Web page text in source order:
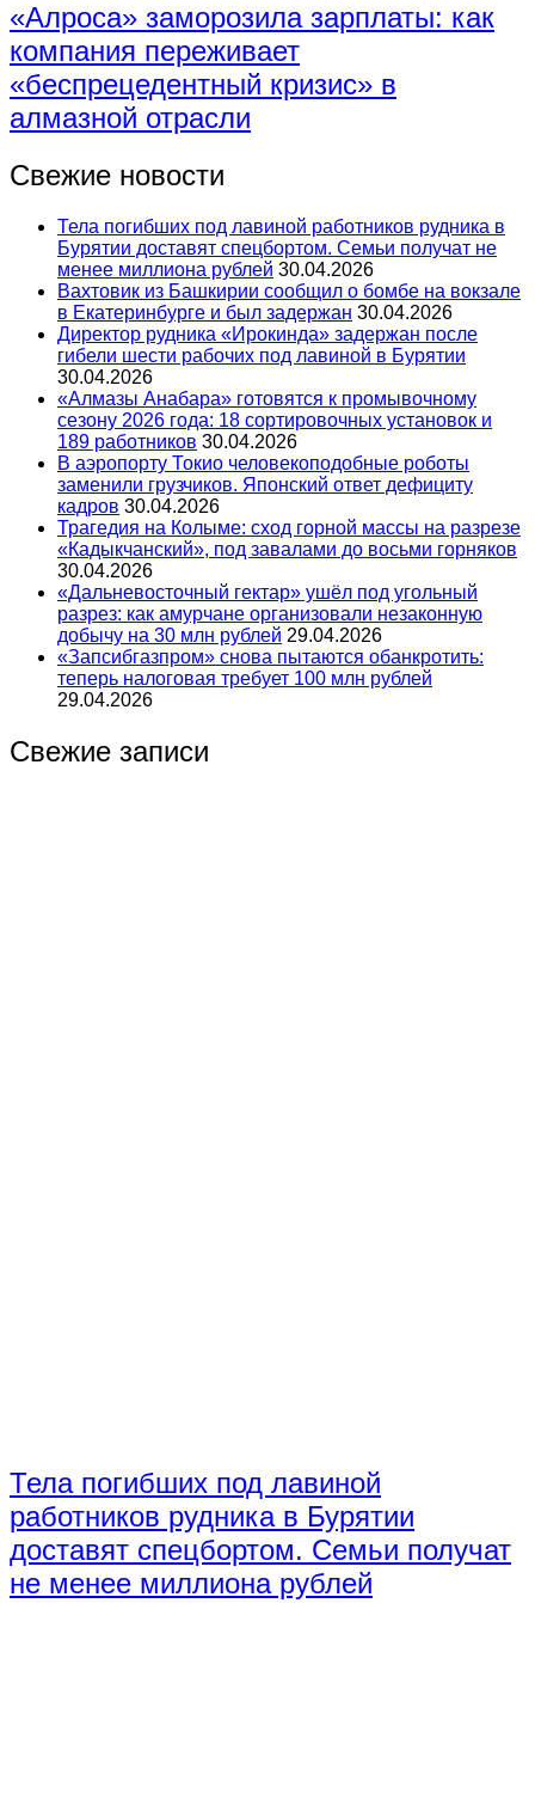
«Алроса» заморозила зарплаты: как
компания переживает
«беспрецедентный кризис» в
алмазной отрасли
Свежие новости
Тела погибших под лавиной работников рудника в
Бурятии доставят спецбортом. Семьи получат не
менее миллиона рублей 30.04.2026
Вахтовик из Башкирии сообщил о бомбе на вокзале
в Екатеринбурге и был задержан 30.04.2026
Директор рудника «Ирокинда» задержан после
гибели шести рабочих под лавиной в Бурятии
30.04.2026
«Алмазы Анабара» готовятся к промывочному
сезону 2026 года: 18 сортировочных установок и
189 работников 30.04.2026
В аэропорту Токио человекоподобные роботы
заменили грузчиков. Японский ответ дефициту
кадров 30.04.2026
Трагедия на Колыме: сход горной массы на разрезе
«Кадыкчанский», под завалами до восьми горняков
30.04.2026
«Дальневосточный гектар» ушёл под угольный
разрез: как амурчане организовали незаконную
добычу на 30 млн рублей 29.04.2026
«Запсибгазпром» снова пытаются обанкротить:
теперь налоговая требует 100 млн рублей
29.04.2026
Свежие записи
Тела погибших под лавиной
работников рудника в Бурятии
доставят спецбортом. Семьи получат
не менее миллиона рублей